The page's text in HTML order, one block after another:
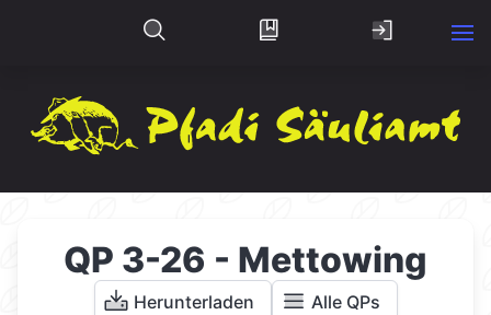
QP 3-26 - Mettowing
Herunterladen Alle QPs